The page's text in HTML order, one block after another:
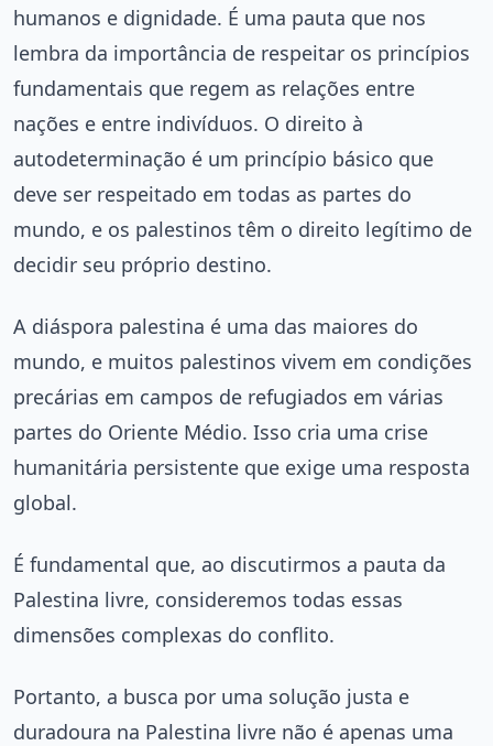
humanos e dignidade. É uma pauta que nos
lembra da importância de respeitar os princípios
fundamentais que regem as relações entre
nações e entre indivíduos. O direito à
autodeterminação é um princípio básico que
deve ser respeitado em todas as partes do
mundo, e os palestinos têm o direito legítimo de
decidir seu próprio destino.
A diáspora palestina é uma das maiores do
mundo, e muitos palestinos vivem em condições
precárias em campos de refugiados em várias
partes do Oriente Médio. Isso cria uma crise
humanitária persistente que exige uma resposta
global.
É fundamental que, ao discutirmos a pauta da
Palestina livre, consideremos todas essas
dimensões complexas do conflito.
Portanto, a busca por uma solução justa e
duradoura na Palestina livre não é apenas uma